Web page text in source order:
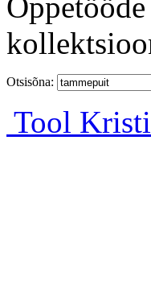
Otsisõna:
Tool